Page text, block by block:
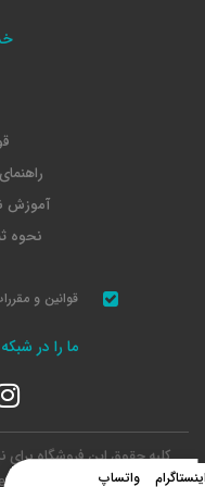
آموزش
نحوه
قوانین و
ما را در
کلیه حقوق این فروشگاه